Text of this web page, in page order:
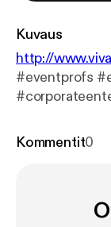
Kuvaus
http://
#eventprofs
Kommentit0